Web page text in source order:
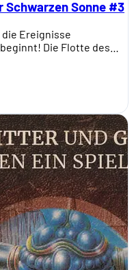
Schwarzen Sonne #3
Ereignisse
Die Flotte des…